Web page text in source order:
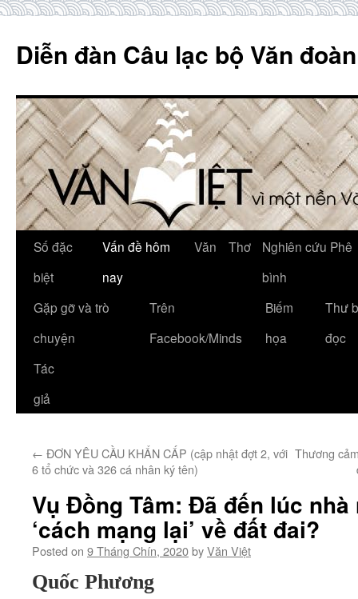
content
Diễn đàn Câu lạc bộ Văn
Số đặc
biệt
Vấn đề hôm
nay
Văn Thơ
Nghiên cứu Phê
bình
Gặp gỡ và trò
chuyện
Trên
Facebook/Minds
Biếm
họa
Thư
đọc
Tác
giả
← ĐƠN YÊU CẦU KHẨN CẤP (cập nhật đợt 2, với
6 tổ chức và 326 cá nhân ký tên)
Thương
Vụ Đồng Tâm: Đã đến lúc
‘cách mạng lại’ về đất đai?
Posted on 9 Tháng Chín, 2020byVăn Việt
Quốc Phương